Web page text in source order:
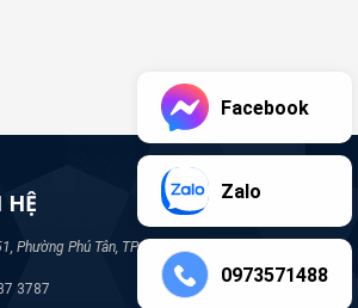
Phường Phú Tân, TP Bình Dương
3787
Facebook
Zalo
0973571488